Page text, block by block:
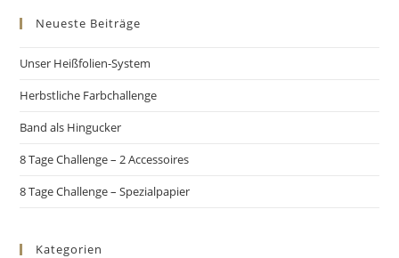
Neueste Beiträge
Unser Heißfolien-System
Herbstliche Farbchallenge
Band als Hingucker
8 Tage Challenge – 2 Accessoires
8 Tage Challenge – Spezialpapier
Kategorien